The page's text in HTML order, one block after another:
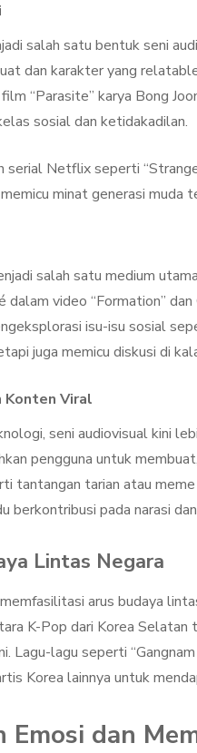
salah satu bentuk seni
dan karakter yang
“Parasite” karya Bong
sosial dan ketidakadilan.
serial Netflix seperti
minat generasi muda
salah satu medium
video “Formation”
isu-isu sosial
juga memicu diskusi di
Konten Viral
seni audiovisual kini
pengguna untuk
tantangan tarian atau
berkontribusi pada narasi
Lintas Negara
arus budaya
K-Pop dari Korea
Lagu-lagu seperti
Korea lainnya untuk
Emosi dan